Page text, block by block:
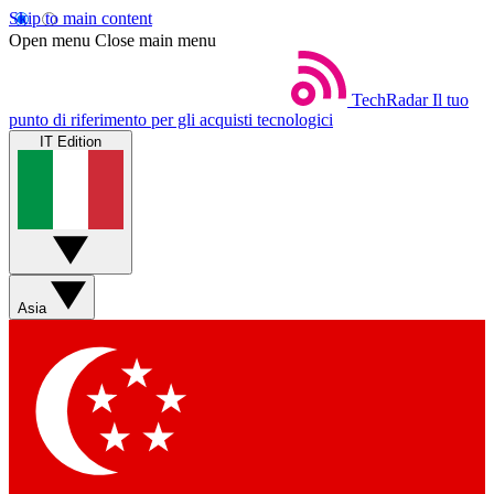
Skip to main content
Open menu Close main menu
TechRadar Il tuo
punto di riferimento per gli acquisti tecnologici
IT Edition
Asia